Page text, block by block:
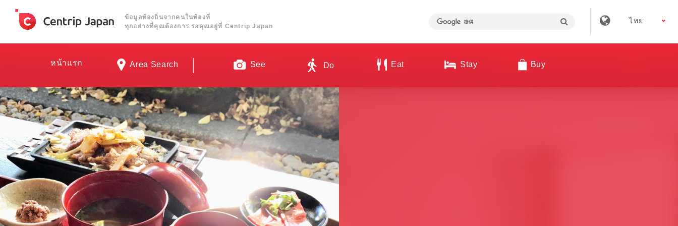
ข้อมูลท้องถิ่นจากคนในท้องที่
ทุกอย่างที่คุณต้องการ รอคุณอยู่ที่ Centrip Japan
ไทย
หน้าแรก Area Search See Do Eat Stay Buy